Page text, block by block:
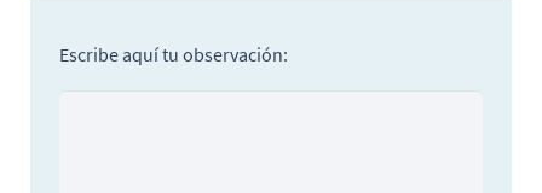
Escribe aquí tu observación: